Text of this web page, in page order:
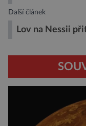
Další článek
Lov na Nessii